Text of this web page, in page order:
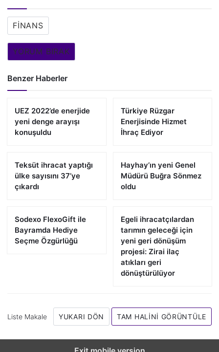
FINANS
YORUM BIRAK
Benzer Haberler
UEZ 2022’de enerjide
yeni denge arayışı
konuşuldu
Türkiye Rüzgar
Enerjisinde Hizmet
İhraç Ediyor
Teksüt ihracat yaptığı
ülke sayısını 37’ye
çıkardı
Hayhay’ın yeni Genel
Müdürü Buğra Sönmez
oldu
Sodexo FlexoGift ile
Bayramda Hediye
Seçme Özgürlüğü
Egeli ihracatçılardan
tarımın geleceği için
yeni geri dönüşüm
projesi: Zirai ilaç
atıkları geri
dönüştürülüyor
Liste Makale YUKARI DÖN TAM HALINI GÖRÜNTÜLE